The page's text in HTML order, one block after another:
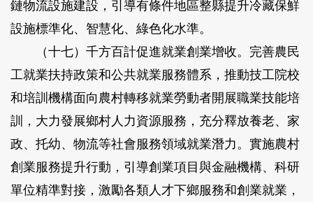
鏈物流設施建設，引導有條件地區整縣提升冷藏保鮮
設施標準化、智慧化、綠色化水準。
（十七）千方百計促進就業創業增收。 完善農民
工就業扶持政策和公共就業服務體系，推動技工院校
和培訓機構面向農村轉移就業勞動者開展職業技能培
訓，大力發展鄉村人力資源服務，充分釋放養老、家
政、托幼、物流等社會服務領域就業潛力。實施農村
創業服務提升行動，引導創業項目與金融機構、科研
單位精準對接，激勵各類人才下鄉服務和創業就業，